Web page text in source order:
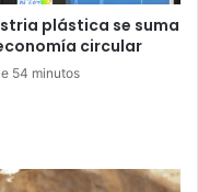
plástica se suma
circular
54 minutos